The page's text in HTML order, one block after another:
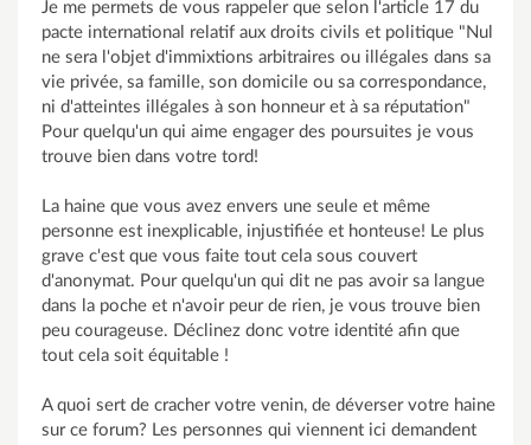
Je me permets de vous rappeler que selon l'article 17 du
pacte international relatif aux droits civils et politique "Nul
ne sera l'objet d'immixtions arbitraires ou illégales dans sa
vie privée, sa famille, son domicile ou sa correspondance,
ni d'atteintes illégales à son honneur et à sa réputation"
Pour quelqu'un qui aime engager des poursuites je vous
trouve bien dans votre tord!
La haine que vous avez envers une seule et même
personne est inexplicable, injustifiée et honteuse! Le plus
grave c'est que vous faite tout cela sous couvert
d'anonymat. Pour quelqu'un qui dit ne pas avoir sa langue
dans la poche et n'avoir peur de rien, je vous trouve bien
peu courageuse. Déclinez donc votre identité afin que
tout cela soit équitable !
A quoi sert de cracher votre venin, de déverser votre haine
sur ce forum? Les personnes qui viennent ici demandent